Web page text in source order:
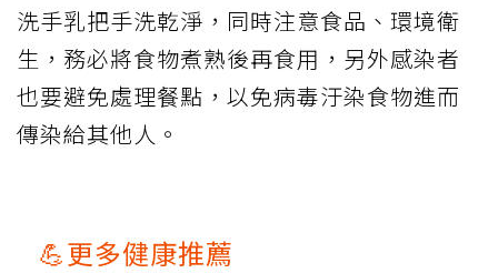
洗手乳把手洗乾淨，同時注意食品、環境衛
生，務必將食物煮熟後再食用，另外感染者
也要避免處理餐點，以免病毒汙染食物進而
傳染給其他人。
💪更多健康推薦